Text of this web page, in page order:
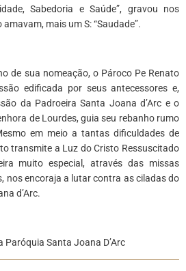
Sabedoria e Saúde”, gravou nos
mais um S: “Saudade”.
de sua nomeação, o Pároco Pe Renato
edificada por seus antecessores e,
da Padroeira Santa Joana d’Arc e o
de Lourdes, guia seu rebanho rumo
em meio a tantas dificuldades de
transmite a Luz do Cristo Ressuscitado
muito especial, através das missas
nos encoraja a lutar contra as ciladas do
d’Arc.
Santa Joana D’Arc